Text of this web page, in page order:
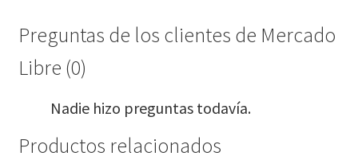
Preguntas de los clientes de Mercado
Libre (0)
Nadie hizo preguntas todavía.
Productos relacionados